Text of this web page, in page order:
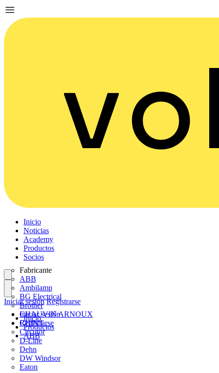
Inicio
Noticias
Academy
Productos
Socios
Fabricante
ABB
Ambilamp
BG Electrical
Brother
CHAUVIN ARNOUX
CHINT
Circutor
D-Line
Dehn
DW Windsor
Eaton
Iniciar sesión
Registrarse
Iniciar sesión Registrarse
Inicio
Productos
ABB